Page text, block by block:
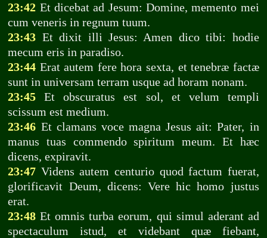
23:42 Et dicebat ad Jesum: Domine, memento mei
cum veneris in regnum tuum.
23:43 Et dixit illi Jesus: Amen dico tibi: hodie
mecum eris in paradiso.
23:44 Erat autem fere hora sexta, et tenebræ factæ
sunt in universam terram usque ad horam nonam.
23:45 Et obscuratus est sol, et velum templi
scissum est medium.
23:46 Et clamans voce magna Jesus ait: Pater, in
manus tuas commendo spiritum meum. Et hæc
dicens, expiravit.
23:47 Videns autem centurio quod factum fuerat,
glorificavit Deum, dicens: Vere hic homo justus
erat.
23:48 Et omnis turba eorum, qui simul aderant ad
spectaculum istud, et videbant quæ fiebant,